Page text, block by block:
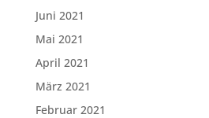
Juni 2021
Mai 2021
April 2021
März 2021
Februar 2021